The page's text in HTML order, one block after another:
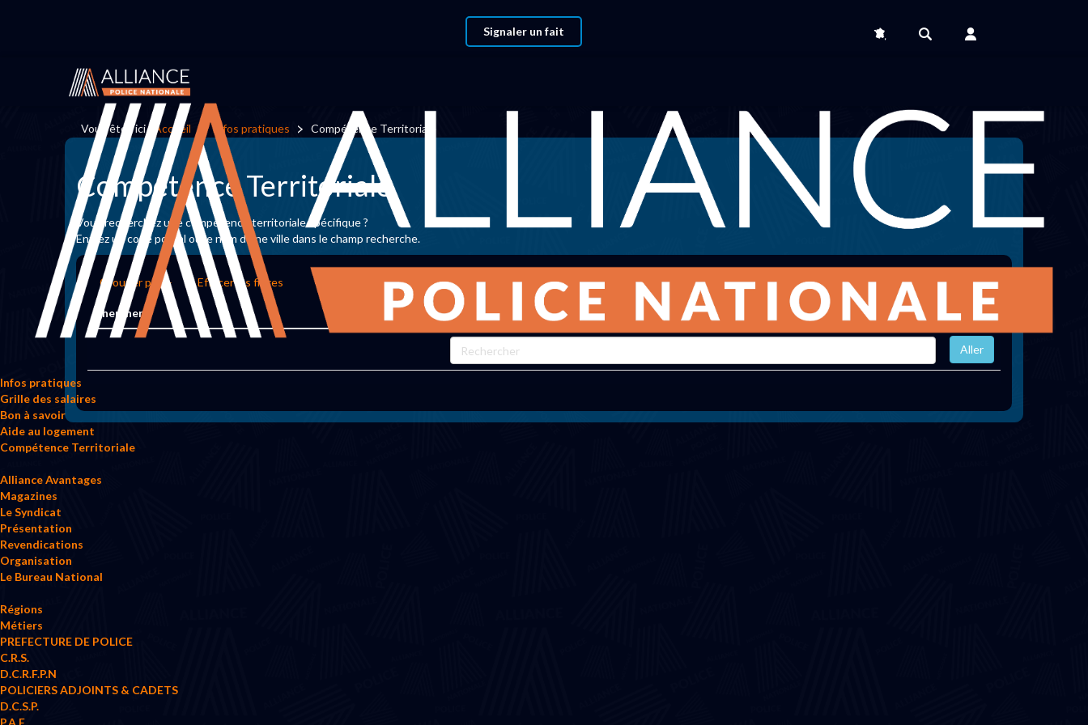
Signaler un fait
Infos pratiques
Grille des salaires
Bon à savoir
Aide au logement
Compétence Territoriale
Alliance Avantages
Magazines
Le Syndicat
Présentation
Revendications
Organisation
Le Bureau National
Régions
Métiers
PREFECTURE DE POLICE
C.R.S.
D.C.R.F.P.N
POLICIERS ADJOINTS & CADETS
D.C.S.P.
Vous êtes ici : Accueil Infos pratiques Compétence Territoriale
Compétence Territoriale
Vous recherchez une compétence territoriale spécifique ?
Entrez un code postal ou le nom d'une ville dans le champ recherche.
Grouper par Effacer les filtres
Chercher: Effacer les filtres